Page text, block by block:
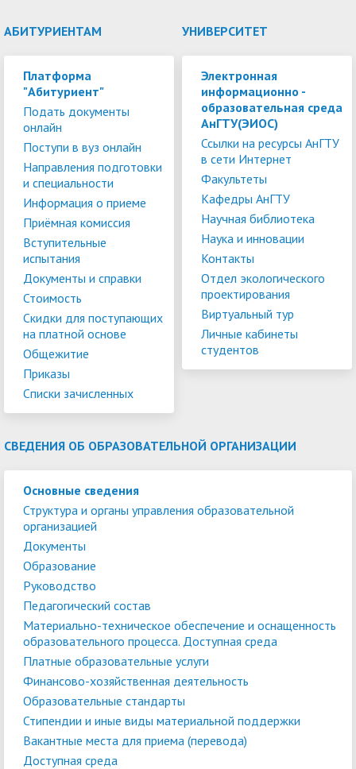
АБИТУРИЕНТАМ
Платформа
"Абитуриент"
Подать документы
онлайн
Поступи в вуз онлайн
Направления подготовки
и специальности
Информация о приеме
Приёмная комиссия
Вступительные
испытания
Документы и справки
Стоимость
Скидки для поступающих
на платной основе
Общежитие
Приказы
Списки зачисленных
УНИВЕРСИТЕТ
Электронная
информационно -
образовательная среда
АнГТУ(ЭИОС)
Ссылки на ресурсы АнГТУ
в сети Интернет
Факультеты
Кафедры АнГТУ
Научная библиотека
Наука и инновации
Контакты
Отдел экологического
проектирования
Виртуальный тур
Личные кабинеты
студентов
СВЕДЕНИЯ ОБ ОБРАЗОВАТЕЛЬНОЙ ОРГАНИЗАЦИИ
Основные сведения
Структура и органы управления образовательной
организацией
Документы
Образование
Руководство
Педагогический состав
Материально-техническое обеспечение и оснащенность
образовательного процесса. Доступная среда
Платные образовательные услуги
Финансово-хозяйственная деятельность
Образовательные стандарты
Стипендии и иные виды материальной поддержки
Вакантные места для приема (перевода)
Доступная среда